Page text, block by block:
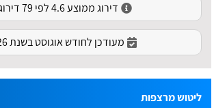
דירוג ממוצע 4.6 לפי 79 דירוגים
מעודכן לחודש אוגוסט בשנת 2026
ליטוש מרצפות